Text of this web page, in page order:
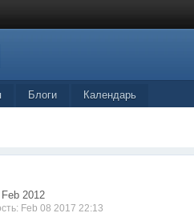
Блоги Календарь
Feb 2012
Feb 08 2017 22:13